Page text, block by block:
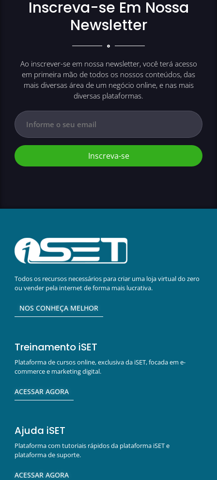
Inscreva-se Em Nossa
Newsletter
Ao inscrever-se em nossa newsletter, você terá acesso
em primeira mão de todos os nossos conteúdos, das
mais diversas área de um negócio online, e nas mais
diversas plataformas.
Inscreva-se
Todos os recursos necessários para criar uma loja virtual do zero
ou vender pela internet de forma mais lucrativa.
NOS CONHEÇA MELHOR
Treinamento iSET
Plataforma de cursos online, exclusiva da iSET, focada em e-
commerce e marketing digital.
ACESSAR AGORA
Ajuda iSET
Plataforma com tutoriais rápidos da plataforma iSET e
plataforma de suporte.
ACESSAR AGORA